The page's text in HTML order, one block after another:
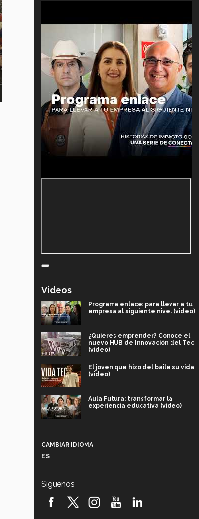
Videos
Programa enlace: para llevar a tu
empresa al siguiente nivel (video)
¿Quieres emprender? Conoce el
nuevo HUB de Innovación del Tec
(video)
El joven que hizo del baile su vida
(video)
Aula Futura: transformar la
experiencia educativa (video)
robótica FIRST 2026! (video)
CAMBIAR IDIOMA
ES
Síguenos